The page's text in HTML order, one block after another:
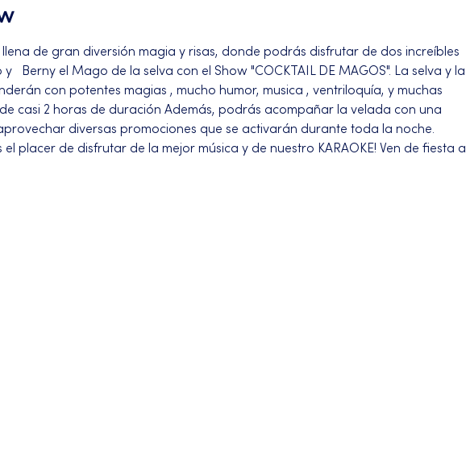
de gran diversión magia y risas, donde podrás disfrutar de dos increíbles
Berny el Mago de la selva con el Show "COCKTAIL DE MAGOS". La selva y la
con potentes magias , mucho humor, musica , ventriloquía, y muchas
casi 2 horas de duración Además, podrás acompañar la velada con una
diversas promociones que se activarán durante toda la noche.
el placer de disfrutar de la mejor música y de nuestro KARAOKE! Ven de fiesta a